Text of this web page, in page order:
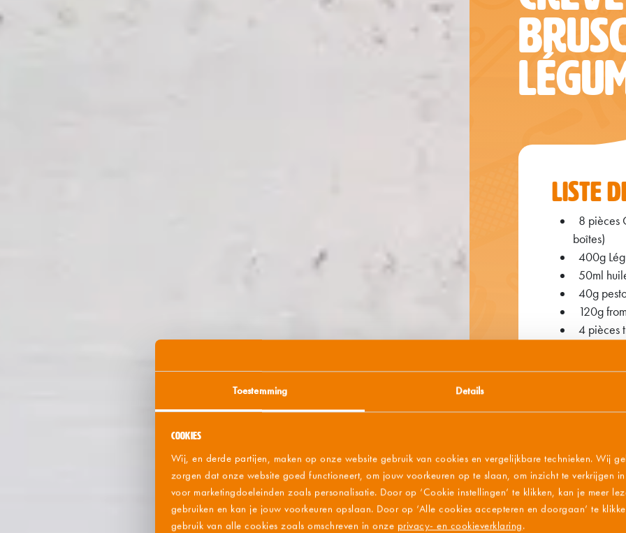
Toestemming Details
Cookies
Wij, en derde partijen, maken op onze website gebruik van cookies en vergelijkbare technieken. Wij
zorgen dat onze website goed functioneert, om jouw voorkeuren op te slaan, om inzicht te verkrijgen
voor marketingdoeleinden zoals personalisatie. Door op ‘Cookie instellingen’ te klikken, kan je meer
gebruiken en kan je jouw voorkeuren opslaan. Door op ‘Alle cookies accepteren en doorgaan’ te
gebruik van alle cookies zoals omschreven in onze privacy- en cookieverklaring.
LISTE
8 pièces
boîtes)
400g
50ml
40g
120g
4 pièces
3 pièces
1
Faites
d'olive